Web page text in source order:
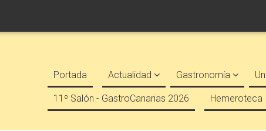
Portada Actualidad Gastronomía
11º Salón - GastroCanarias 2026 Hemeroteca